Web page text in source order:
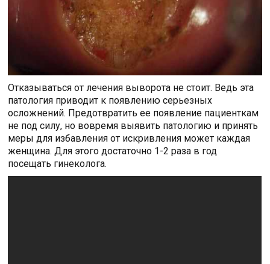
Отказываться от лечения выворота не стоит. Ведь эта
патология приводит к появлению серьезных
осложнений. Предотвратить ее появление пациенткам
не под силу, но вовремя выявить патологию и принять
меры для избавления от искривления может каждая
женщина. Для этого достаточно 1-2 раза в год
посещать гинеколога.